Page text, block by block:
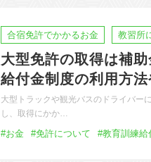
合宿免許でかかるお金 教習所
大型免許の取得は補
給付金制度の利用方
大型トラックや観光バスのドライバー
し、取得にかか…
#お金 #免許について #教育訓練給